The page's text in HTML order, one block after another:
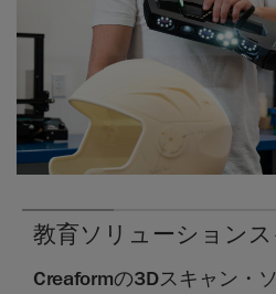
ャンは工学部の学生にと
って必須項目になりつつ
あります。なぜなら彼ら
は業界に出て活躍するそ
の時になれば3Dスキャン
を駆使することが求めら
れるからです。
教育ソリューションス
Creaformの3Dスキャン・